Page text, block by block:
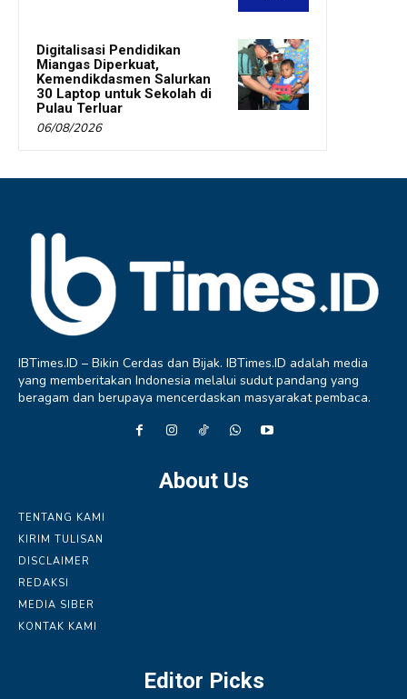
Digitalisasi Pendidikan
Miangas Diperkuat,
Kemendikdasmen Salurkan
30 Laptop untuk Sekolah di
Pulau Terluar
06/08/2026
IBTimes.ID – Bikin Cerdas dan Bijak. IBTimes.ID adalah media
yang memberitakan Indonesia melalui sudut pandang yang
beragam dan berupaya mencerdaskan masyarakat pembaca.
About Us
TENTANG KAMI
KIRIM TULISAN
DISCLAIMER
REDAKSI
MEDIA SIBER
KONTAK KAMI
Editor Picks